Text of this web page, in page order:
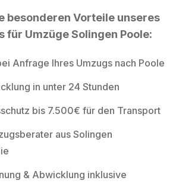
besonderen Vorteile unseres
für Umzüge Solingen Poole:
Anfrage Ihres Umzugs nach Poole
in unter 24 Stunden
bis 7.500€ für den Transport
aus Solingen
& Abwicklung inklusive